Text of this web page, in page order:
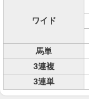
ワイド
馬単
3連複
3連単